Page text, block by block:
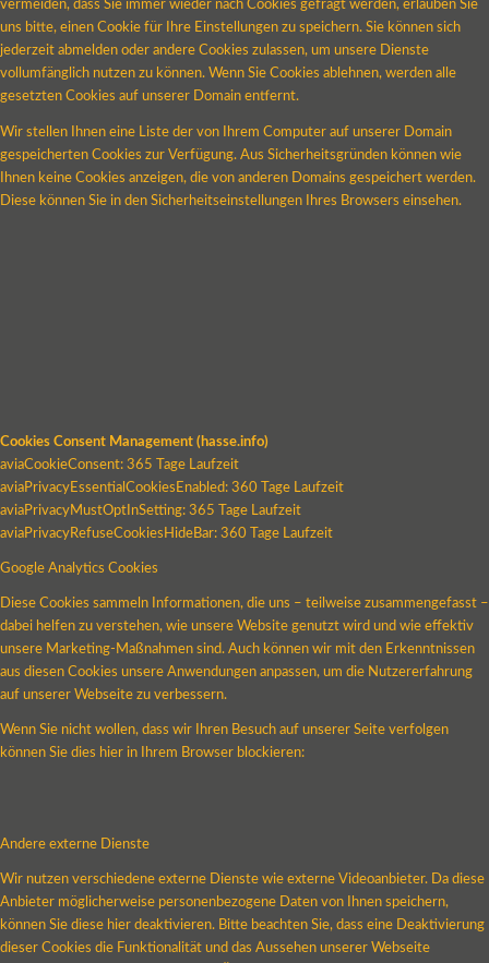
vermeiden, dass Sie immer wieder nach Cookies gefragt werden, erlauben Sie
uns bitte, einen Cookie für Ihre Einstellungen zu speichern. Sie können sich
jederzeit abmelden oder andere Cookies zulassen, um unsere Dienste
vollumfänglich nutzen zu können. Wenn Sie Cookies ablehnen, werden alle
gesetzten Cookies auf unserer Domain entfernt.
Wir stellen Ihnen eine Liste der von Ihrem Computer auf unserer Domain
gespeicherten Cookies zur Verfügung. Aus Sicherheitsgründen können wie
Ihnen keine Cookies anzeigen, die von anderen Domains gespeichert werden.
Diese können Sie in den Sicherheitseinstellungen Ihres Browsers einsehen.
Cookies Consent Management (hasse.info)
aviaCookieConsent: 365 Tage Laufzeit
aviaPrivacyEssentialCookiesEnabled: 360 Tage Laufzeit
aviaPrivacyMustOptInSetting: 365 Tage Laufzeit
aviaPrivacyRefuseCookiesHideBar: 360 Tage Laufzeit
Google Analytics Cookies
Diese Cookies sammeln Informationen, die uns – teilweise zusammengefasst –
dabei helfen zu verstehen, wie unsere Website genutzt wird und wie effektiv
unsere Marketing-Maßnahmen sind. Auch können wir mit den Erkenntnissen
aus diesen Cookies unsere Anwendungen anpassen, um die Nutzererfahrung
auf unserer Webseite zu verbessern.
Wenn Sie nicht wollen, dass wir Ihren Besuch auf unserer Seite verfolgen
können Sie dies hier in Ihrem Browser blockieren:
Andere externe Dienste
Wir nutzen verschiedene externe Dienste wie externe Videoanbieter. Da diese
Anbieter möglicherweise personenbezogene Daten von Ihnen speichern,
können Sie diese hier deaktivieren. Bitte beachten Sie, dass eine Deaktivierung
dieser Cookies die Funktionalität und das Aussehen unserer Webseite